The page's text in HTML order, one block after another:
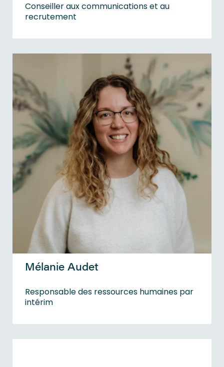
Conseiller aux communications et au
recrutement
Mélanie Audet
Responsable des ressources humaines par
intérim